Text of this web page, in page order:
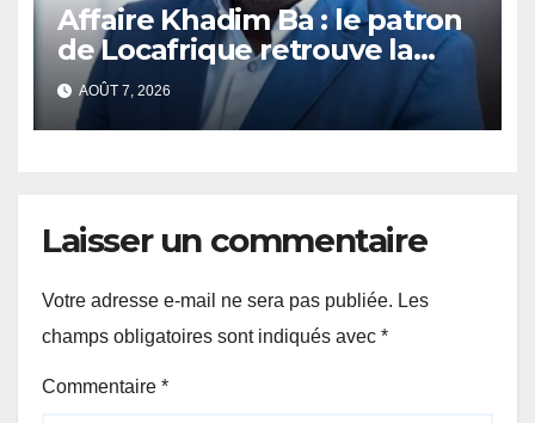
Affaire Khadim Ba : le patron
de Locafrique retrouve la
liberté.
AOÛT 7, 2026
Laisser un commentaire
Votre adresse e-mail ne sera pas publiée. Les
champs obligatoires sont indiqués avec *
Commentaire *